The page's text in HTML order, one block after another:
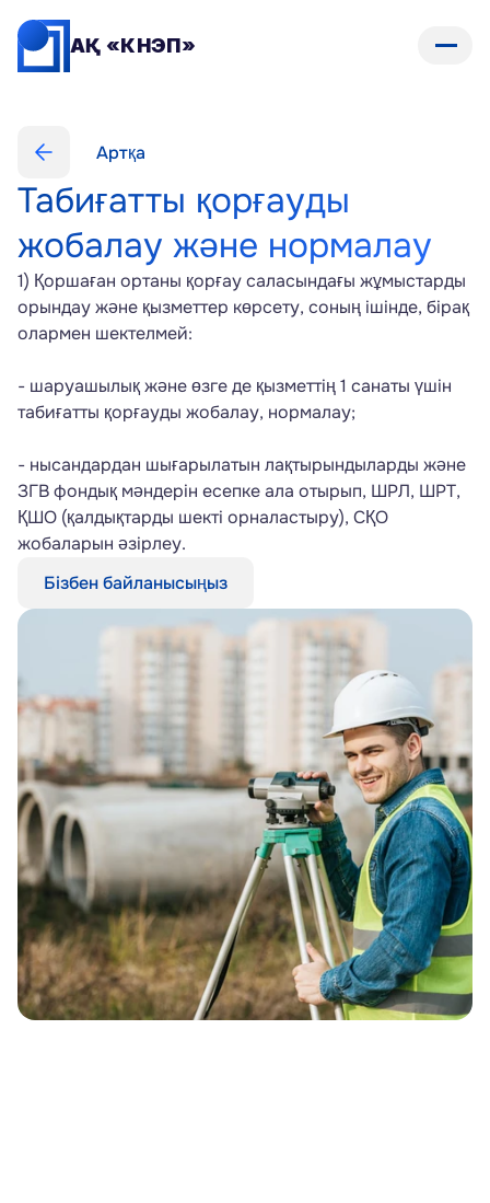
АҚ «КНЭП»
Артқа
Табиғатты қорғауды
жобалау және нормалау
1) Қоршаған ортаны қорғау саласындағы жұмыстарды
орындау және қызметтер көрсету, соның ішінде, бірақ
олармен шектелмей:
- шаруашылық және өзге де қызметтің 1 санаты үшін
табиғатты қорғауды жобалау, нормалау;
- нысандардан шығарылатын лақтырындыларды және
ЗГВ фондық мәндерін есепке ала отырып, ШРЛ, ШРТ,
ҚШО (қалдықтарды шекті орналастыру), СҚО
жобаларын әзірлеу.
Бізбен байланысыңыз